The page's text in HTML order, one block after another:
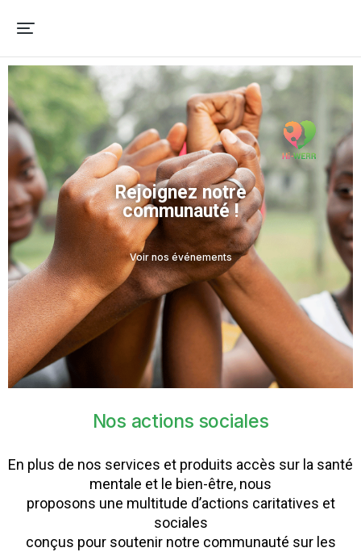
Rejoignez notre
communauté !
Voir nos événements
Nos actions sociales
En plus de nos services et produits accès sur la santé
mentale et le bien-être, nous
proposons une multitude d’actions caritatives et
sociales
conçus pour soutenir notre communauté sur les